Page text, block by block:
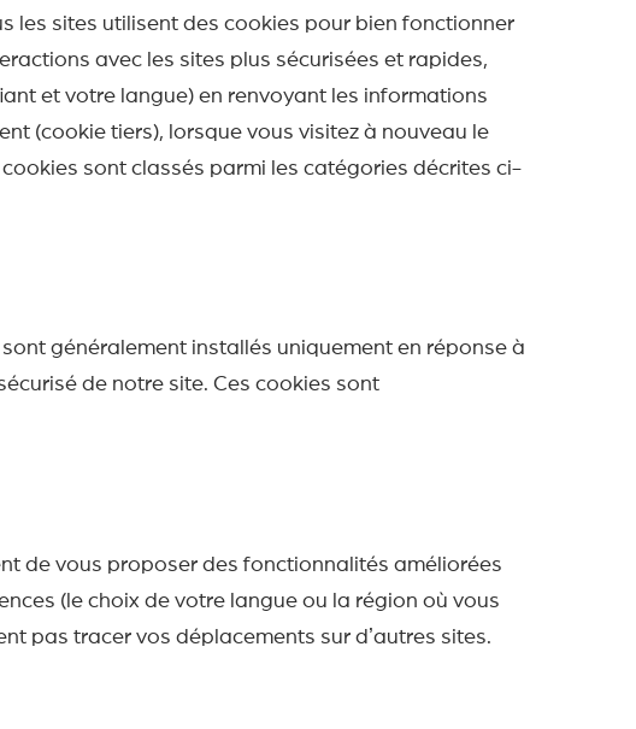
les sites utilisent des cookies pour bien fonctionner
avec les sites plus sécurisées et rapides,
et votre langue) en renvoyant les informations
(cookie tiers), lorsque vous visitez à nouveau le
sont classés parmi les catégories décrites ci-
généralement installés uniquement en réponse à
de notre site. Ces cookies sont
de vous proposer des fonctionnalités améliorées
(le choix de votre langue ou la région où vous
pas tracer vos déplacements sur dʼautres sites.